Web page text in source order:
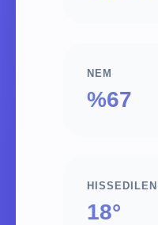
NEM
%67
HISSEDILEN
18°